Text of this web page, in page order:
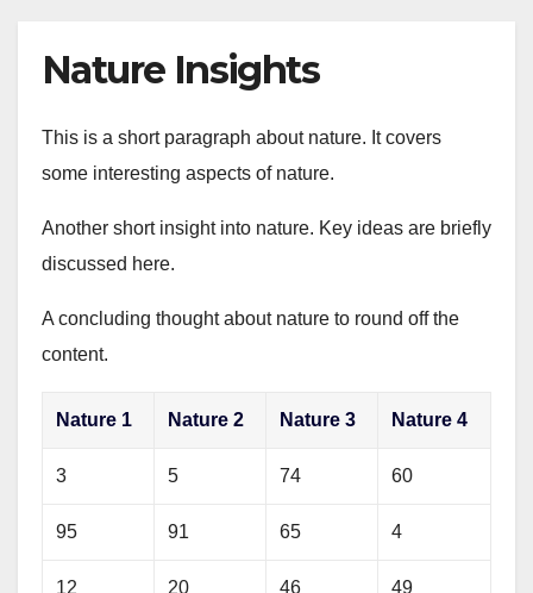
Nature Insights
This is a short paragraph about nature. It covers
some interesting aspects of nature.
Another short insight into nature. Key ideas are briefly
discussed here.
A concluding thought about nature to round off the
content.
Nature 1 Nature 2 Nature 3 Nature 4
3 5 74 60
95 91 65 4
12 20 46 49